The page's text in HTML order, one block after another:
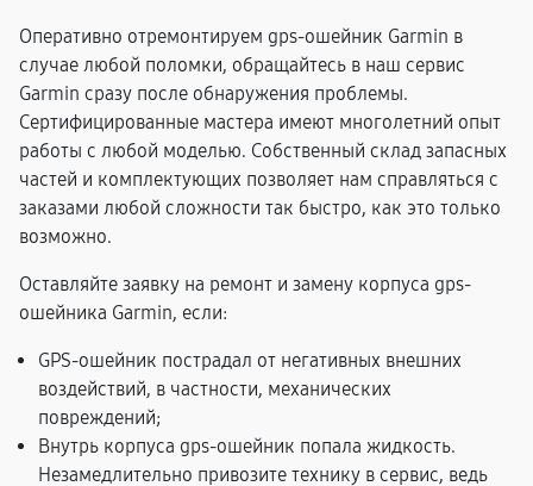
Оперативно отремонтируем gps-ошейник Garmin в
случае любой поломки, обращайтесь в наш сервис
Garmin сразу после обнаружения проблемы.
Сертифицированные мастера имеют многолетний опыт
работы с любой моделью. Собственный склад запасных
частей и комплектующих позволяет нам справляться с
заказами любой сложности так быстро, как это только
возможно.
Оставляйте заявку на ремонт и замену корпуса gps-
ошейника Garmin, если:
GPS-ошейник пострадал от негативных внешних
воздействий, в частности, механических
повреждений;
Внутрь корпуса gps-ошейник попала жидкость.
Незамедлительно привозите технику в сервис, ведь